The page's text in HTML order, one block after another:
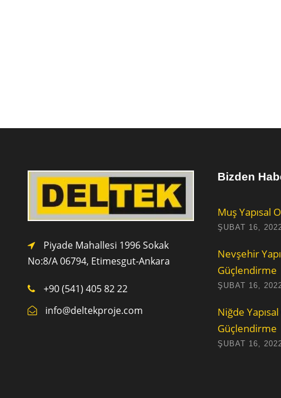
Piyade Mahallesi 1996 Sokak
No:8/A 06794, Etimesgut-Ankara
+90 (541) 405 82 22
info@deltekproje.com
Bizden
Muş Yapısal
ŞUBAT 16,
Nevşehir
Güçlendirme
ŞUBAT 16,
Niğde
Güçlendirme
ŞUBAT 16,